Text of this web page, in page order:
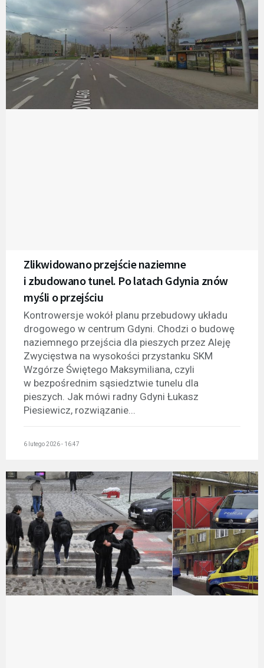
Zlikwidowano przejście naziemne
i zbudowano tunel. Po latach Gdynia znów
myśli o przejściu
Kontrowersje wokół planu przebudowy układu
drogowego w centrum Gdyni. Chodzi o budowę
naziemnego przejścia dla pieszych przez Aleję
Zwycięstwa na wysokości przystanku SKM
Wzgórze Świętego Maksymiliana, czyli
w bezpośrednim sąsiedztwie tunelu dla
pieszych. Jak mówi radny Gdyni Łukasz
Piesiewicz, rozwiązanie...
6 lutego 2026 - 16:47